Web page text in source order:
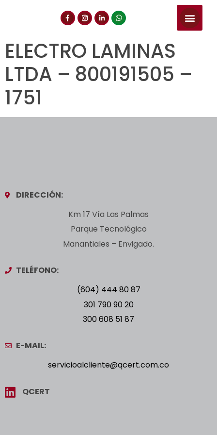
ELECTRO LAMINAS
LTDA – 800191505 –
1751
DIRECCIÓN:
Km 17 Vía Las Palmas
Parque Tecnológico
Manantiales – Envigado.
TELÉFONO:
(604) 444 80 87
301 790 90 20
300 608 51 87
E-MAIL:
servicioalcliente@qcert.com.co
QCERT